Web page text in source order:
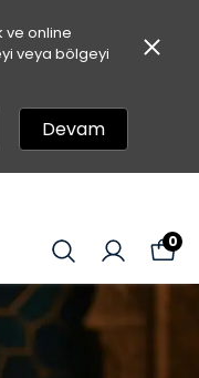
ve online
veya bölgeyi
Devam
0